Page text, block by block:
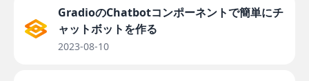
GradioのChatbotコンポーネントで簡単にチ
ャットボットを作る
2023-08-10